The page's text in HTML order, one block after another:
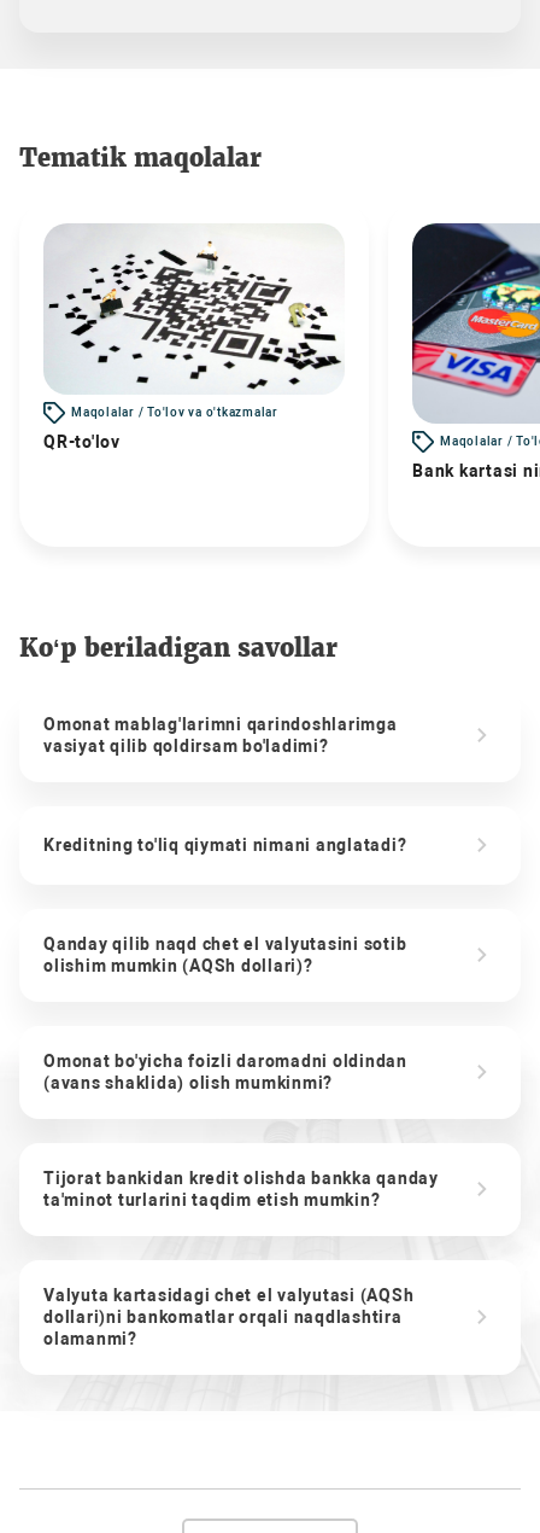
Tematik maqolalar
Maqolalar / To'lov va o'tkazmalar
QR-to'lov Maqolalar /
Bank kartasi
Ko‘p beriladigan savollar
Omonat mablag'larimni qarindoshlarimga
vasiyat qilib qoldirsam bo'ladimi?
Kreditning to'liq qiymati nimani anglatadi?
Qanday qilib naqd chet el valyutasini sotib
olishim mumkin (AQSh dollari)?
Omonat bo'yicha foizli daromadni oldindan
(avans shaklida) olish mumkinmi?
Tijorat bankidan kredit olishda bankka qanday
ta'minot turlarini taqdim etish mumkin?
Valyuta kartasidagi chet el valyutasi (AQSh
dollari)ni bankomatlar orqali naqdlashtira
olamanmi?